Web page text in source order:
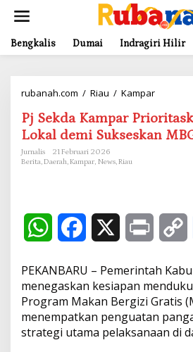
t
Bengkalis Dumai Indragiri Hilir
rubanah.com / Riau / Kampar
S
e
k
p
r
i
o
r
t
Pj Sekda Kampar
Lokal demi Sukseskan
Jurnalis
21 Februari 2026
Berita,Daerah,Kampar, News,Riau
W
a
t
s
c
e
b
i
n
t
y
L
PEKANBARU – Pemerintah
menegaskan kesiapan
Program Makan Bergizi Gratis
menempatkan penguatan
strategi utama pelaksanaan di